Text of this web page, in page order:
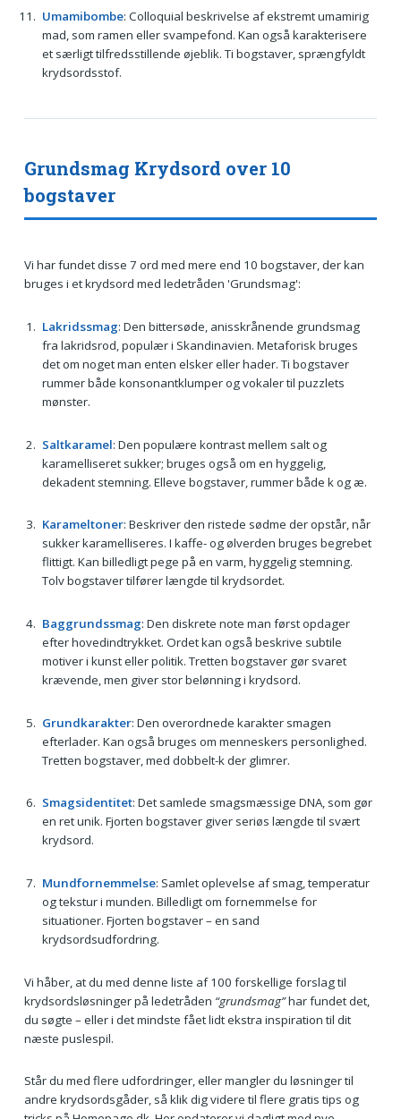
Umamibombe: Colloquial beskrivelse af ekstremt umamirig
mad, som ramen eller svampefond. Kan også karakterisere
et særligt tilfredsstillende øjeblik. Ti bogstaver, sprængfyldt
krydsordsstof.
Grundsmag Krydsord over 10
bogstaver
Vi har fundet disse 7 ord med mere end 10 bogstaver, der kan
bruges i et krydsord med ledetråden 'Grundsmag':
Lakridssmag: Den bittersøde, anisskrånende grundsmag
fra lakridsrod, populær i Skandinavien. Metaforisk bruges
det om noget man enten elsker eller hader. Ti bogstaver
rummer både konsonantklumper og vokaler til puzzlets
mønster.
Saltkaramel: Den populære kontrast mellem salt og
karamelliseret sukker; bruges også om en hyggelig,
dekadent stemning. Elleve bogstaver, rummer både k og æ.
Karameltoner: Beskriver den ristede sødme der opstår, når
sukker karamelliseres. I kaffe- og ølverden bruges begrebet
flittigt. Kan billedligt pege på en varm, hyggelig stemning.
Tolv bogstaver tilfører længde til krydsordet.
Baggrundssmag: Den diskrete note man først opdager
efter hovedindtrykket. Ordet kan også beskrive subtile
motiver i kunst eller politik. Tretten bogstaver gør svaret
krævende, men giver stor belønning i krydsord.
Grundkarakter: Den overordnede karakter smagen
efterlader. Kan også bruges om menneskers personlighed.
Tretten bogstaver, med dobbelt-k der glimrer.
Smagsidentitet: Det samlede smagsmæssige DNA, som gør
en ret unik. Fjorten bogstaver giver seriøs længde til svært
krydsord.
Mundfornemmelse: Samlet oplevelse af smag, temperatur
og tekstur i munden. Billedligt om fornemmelse for
situationer. Fjorten bogstaver – en sand
krydsordsudfordring.
Vi håber, at du med denne liste af 100 forskellige forslag til
krydsordsløsninger på ledetråden “grundsmag”har fundet det,
du søgte – eller i det mindste fået lidt ekstra inspiration til dit
næste puslespil.
Står du med flere udfordringer, eller mangler du løsninger til
andre krydsordsgåder, så klik dig videre til flere gratis tips og